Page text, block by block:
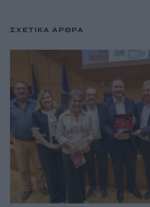
ΣΧΕΤΙΚΆ ΆΡΘΡΑ